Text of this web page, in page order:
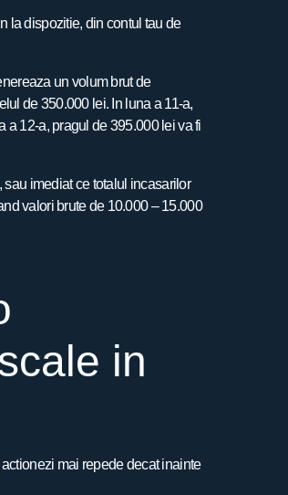
la dispozitie, din contul tau de
un volum brut de
de 350.000 lei. In luna a 11-a,
a 12-a, pragul de 395.000 lei va fi
imediat ce totalul incasarilor
valori brute de 10.000 – 15.000
in
mai repede decat inainte